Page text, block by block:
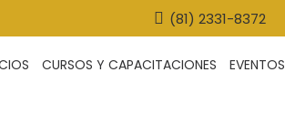
(81) 2331-8372
CURSOS Y CAPACITACIONES EVENTOS